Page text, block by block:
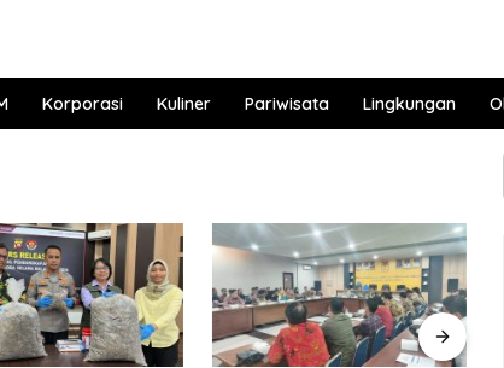
Korporasi Kuliner Pariwisata Lingkungan